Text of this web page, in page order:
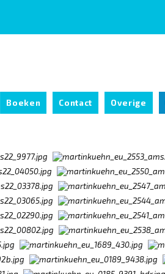
Boeken Contact Overige